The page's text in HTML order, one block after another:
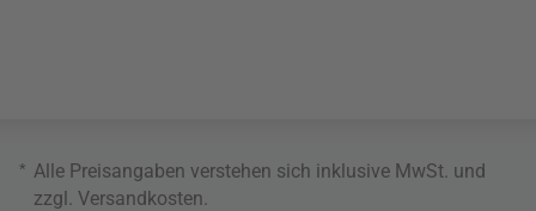
* Alle Preisangaben verstehen sich inklusive MwSt. und
zzgl. Versandkosten